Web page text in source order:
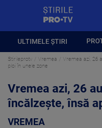
ULTIMELE ȘTIRI
Stirileprotv Vremea
Vremea azi, 26
ploi în unele zone
Vremea azi, 26
încălzește, însă
VREMEA